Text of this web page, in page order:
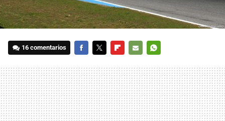
16 comentarios
MAIL